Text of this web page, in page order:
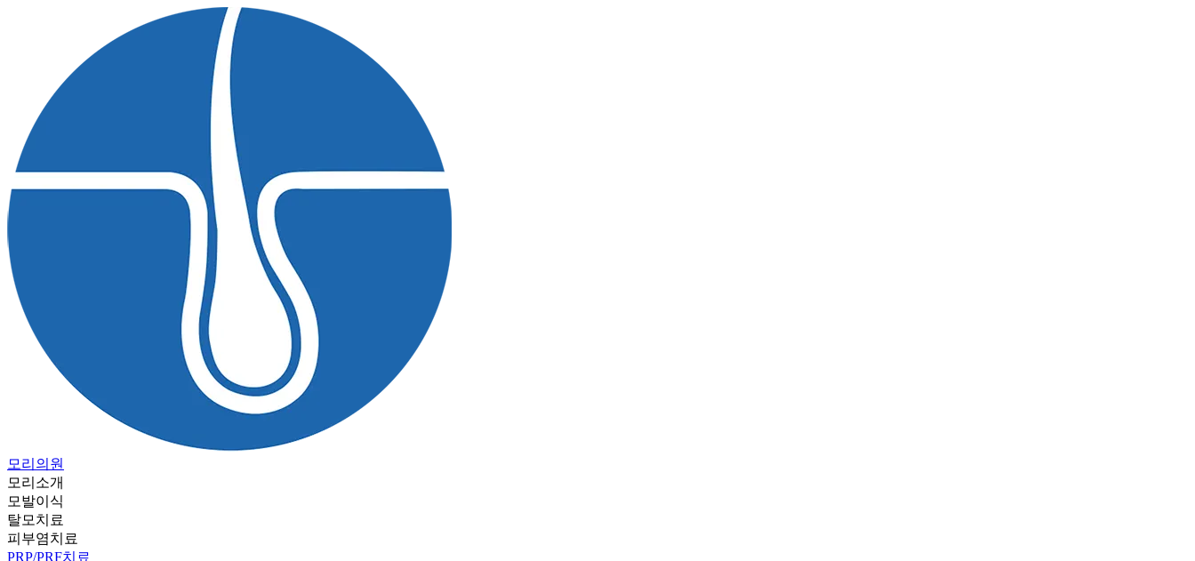
모리의원
모리소개
모발이식
탈모치료
피부염치료
PRP/PRF치료